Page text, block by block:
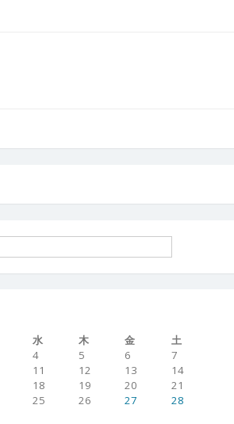
水 木 金
土
4 5 6
7
11 12 13
14
18 19 20
21
25 26 27
28